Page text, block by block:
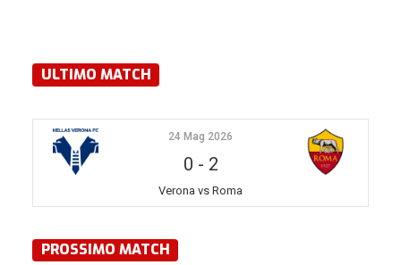
ULTIMO MATCH
24 Mag 2026
0 - 2
Verona vs Roma
PROSSIMO MATCH